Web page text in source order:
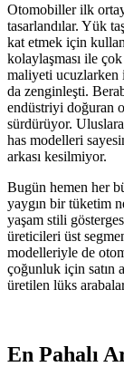
Otomobiller ilk
tasarlandılar. Yük
kat etmek için
kolaylaşması ile
maliyeti ucuzlarken
da zenginleşti.
endüstriyi doğuran
sürdürüyor.
has modelleri
arkası kesilmiyor.
Bugün hemen her
yaygın bir tüketim
yaşam stili
üreticileri üst
modelleriyle de
çoğunluk için satın
üretilen lüks
En Pahalı